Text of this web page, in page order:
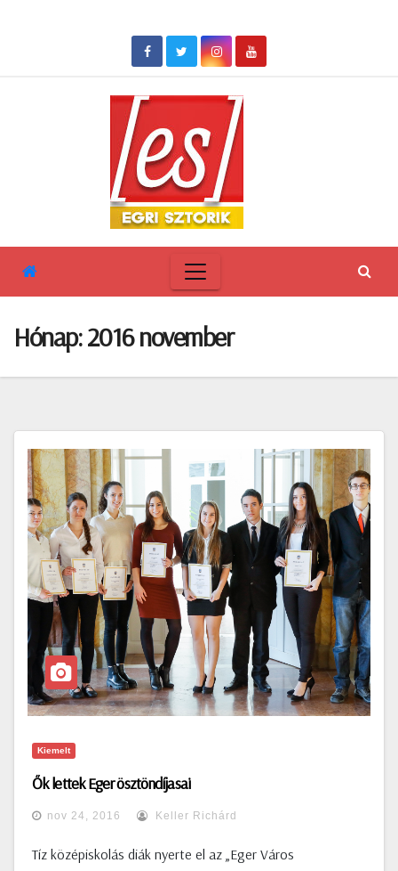
Hónap:2016 november
Kiemelt
Ők lettek Eger ösztöndíjasai
nov 24, 2016 Keller Richárd
Tíz középiskolás diák nyerte el az „Eger Város